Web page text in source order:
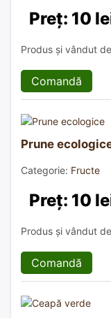
Preț: 10
Produs și vândut
Comandă
Prune
Categorie: Fructe
Preț: 10
Produs și vândut
Comandă